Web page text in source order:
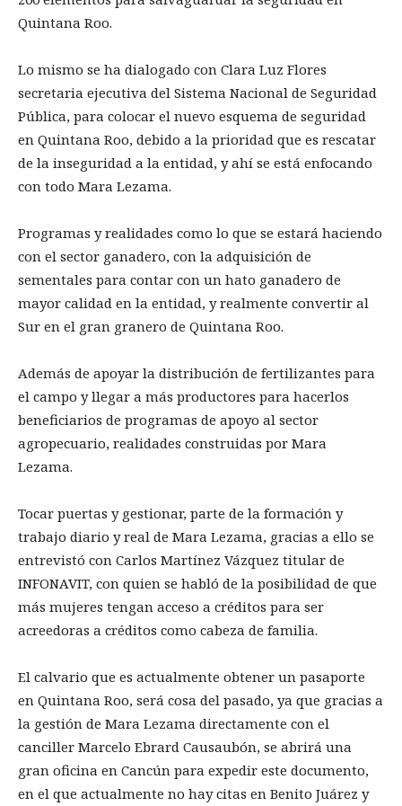
Quintana Roo.
Lo mismo se ha dialogado con Clara Luz Flores
secretaria ejecutiva del Sistema Nacional de Seguridad
Pública, para colocar el nuevo esquema de seguridad
en Quintana Roo, debido a la prioridad que es rescatar
de la inseguridad a la entidad, y ahí se está enfocando
con todo Mara Lezama.
Programas y realidades como lo que se estará haciendo
con el sector ganadero, con la adquisición de
sementales para contar con un hato ganadero de
mayor calidad en la entidad, y realmente convertir al
Sur en el gran granero de Quintana Roo.
Además de apoyar la distribución de fertilizantes para
el campo y llegar a más productores para hacerlos
beneficiarios de programas de apoyo al sector
agropecuario, realidades construidas por Mara
Lezama.
Tocar puertas y gestionar, parte de la formación y
trabajo diario y real de Mara Lezama, gracias a ello se
entrevistó con Carlos Martínez Vázquez titular de
INFONAVIT, con quien se habló de la posibilidad de que
más mujeres tengan acceso a créditos para ser
acreedoras a créditos como cabeza de familia.
El calvario que es actualmente obtener un pasaporte
en Quintana Roo, será cosa del pasado, ya que gracias a
la gestión de Mara Lezama directamente con el
canciller Marcelo Ebrard Causaubón, se abrirá una
gran oficina en Cancún para expedir este documento,
en el que actualmente no hay citas en Benito Juárez y